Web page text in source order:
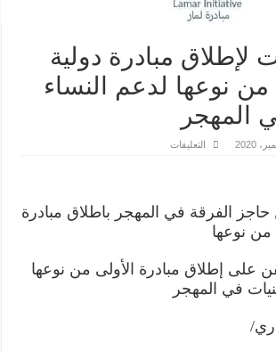
لإطلاق مبادرة دولية
نوعها لدعم النساء
المهجر
التعليقات
الأولى
من
اليمنيات
حاجز الفرقة في المهجر باطلاق مبادرة
من نوعها
على إطلاق مبادرة الأولى من نوعها
في المهجر